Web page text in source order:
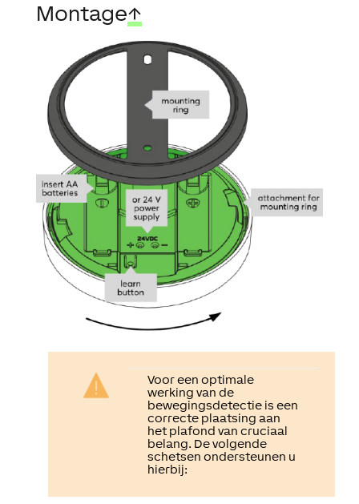
Montage↑
Voor een optimale
werking van de
bewegingsdetectie is een
correcte plaatsing aan
het plafond van cruciaal
belang. De volgende
schetsen ondersteunen u
hierbij: